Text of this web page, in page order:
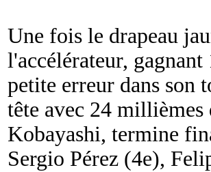
Une fois le drapeau
l'accélérateur,
petite erreur dans son
tête avec 24 millièmes
Kobayashi, termine
Sergio Pérez (4e),